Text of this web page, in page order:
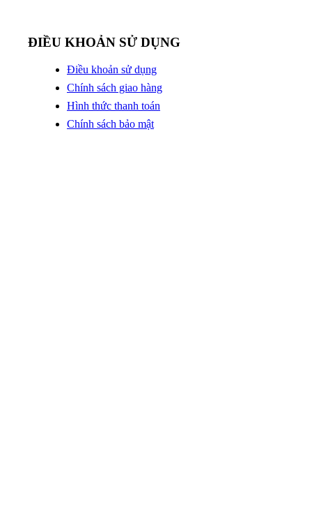
ĐIỀU KHOẢN SỬ DỤNG
Điều khoản sử dụng
Chính sách giao hàng
Hình thức thanh toán
Chính sách bảo mật